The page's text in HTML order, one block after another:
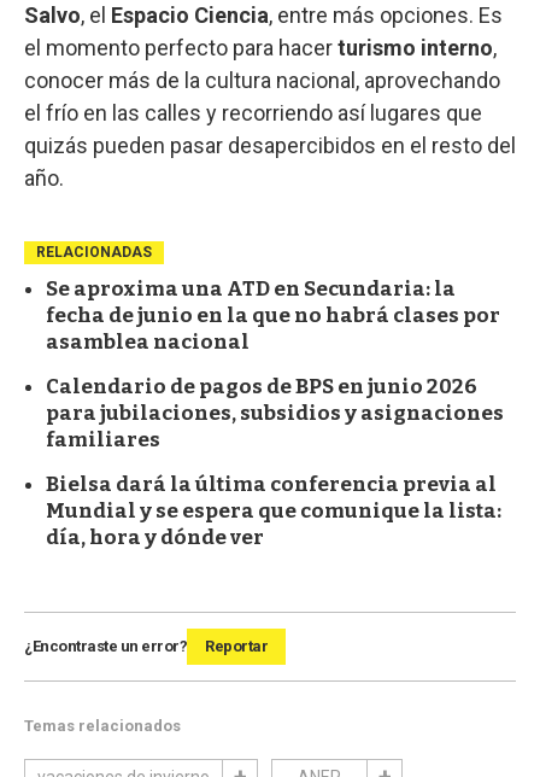
Salvo, el Espacio Ciencia, entre más opciones. Es
el momento perfecto para hacerturismo interno,
conocer más de la cultura nacional, aprovechando
el frío en las calles y recorriendo así lugares que
quizás pueden pasar desapercibidos en el resto del
año.
RELACIONADAS
Se aproxima una ATD en Secundaria: la
fecha de junio en la que no habrá clases por
asamblea nacional
Calendario de pagos de BPS en junio 2026
para jubilaciones, subsidios y asignaciones
familiares
Bielsa dará la última conferencia previa al
Mundial y se espera que comunique la lista:
día, hora y dónde ver
¿Encontraste un error? Reportar
Temas relacionados